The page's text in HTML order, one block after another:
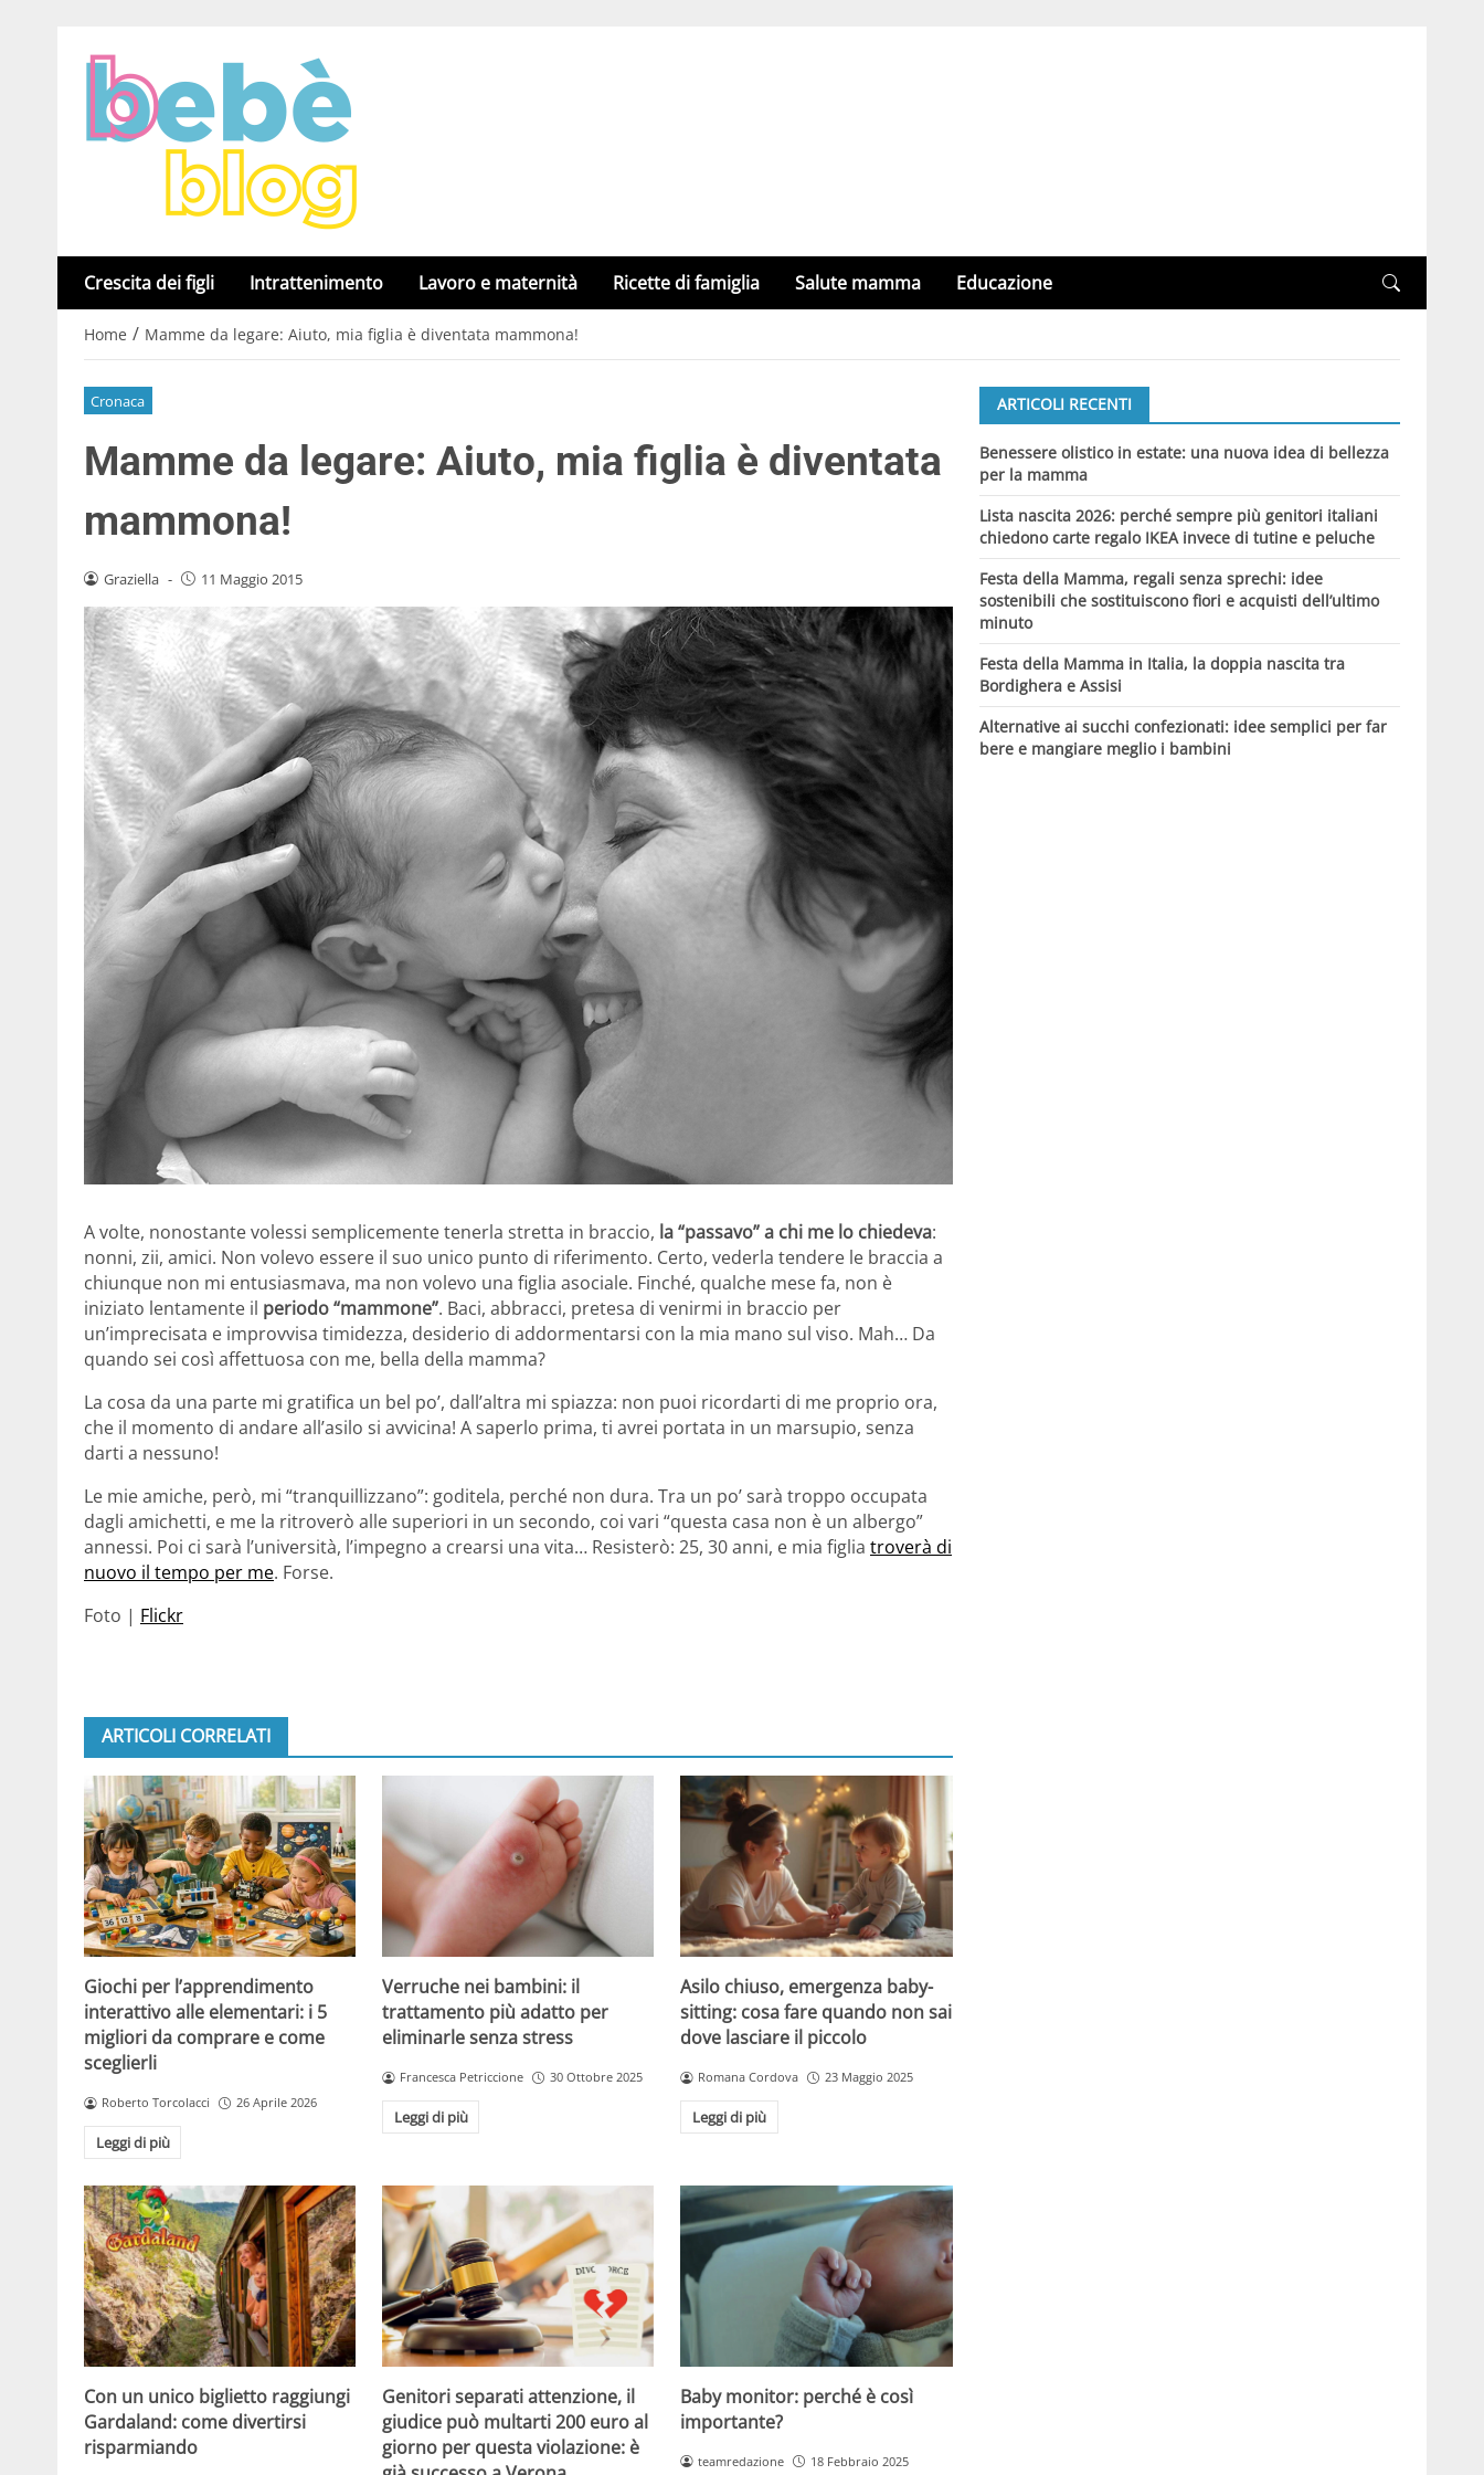
Crescita dei figli Intrattenimento Lavoro e maternità Ricette di famiglia Salute mamma Educazione
Home / Mamme da legare: Aiuto, mia figlia è diventata mammona!
Cronaca
Mamme da legare: Aiuto, mia figlia è diventata
mammona!
Graziella - 11 Maggio 2015
A volte, nonostante volessi semplicemente tenerla stretta in braccio, la “passavo” a chi me lo chiedeva:
nonni, zii, amici. Non volevo essere il suo unico punto di riferimento. Certo, vederla tendere le braccia a
chiunque non mi entusiasmava, ma non volevo una figlia asociale. Finché, qualche mese fa, non è
iniziato lentamente il periodo “mammone”. Baci, abbracci, pretesa di venirmi in braccio per
un’imprecisata e improvvisa timidezza, desiderio di addormentarsi con la mia mano sul viso. Mah… Da
quando sei così affettuosa con me, bella della mamma?
La cosa da una parte mi gratifica un bel po’, dall’altra mi spiazza: non puoi ricordarti di me proprio ora,
che il momento di andare all’asilo si avvicina! A saperlo prima, ti avrei portata in un marsupio, senza
darti a nessuno!
Le mie amiche, però, mi “tranquillizzano”: goditela, perché non dura. Tra un po’ sarà troppo occupata
dagli amichetti, e me la ritroverò alle superiori in un secondo, coi vari “questa casa non è un albergo”
annessi. Poi ci sarà l’università, l’impegno a crearsi una vita… Resisterò: 25, 30 anni, e mia figlia troverà di
nuovo il tempo per me. Forse.
Foto | Flickr
ARTICOLI CORRELATI
Giochi per l’apprendimento
interattivo alle elementari: i 5
migliori da comprare e come
sceglierli
Roberto Torcolacci 26 Aprile 2026
Leggi di più
Verruche nei bambini: il
trattamento più adatto per
eliminarle senza stress
Francesca Petriccione 30 Ottobre 2025
Leggi di più
Asilo chiuso, emergenza baby-
sitting: cosa fare quando non sai
dove lasciare il piccolo
Romana Cordova 23 Maggio 2025
Leggi di più
Con un unico biglietto raggiungi
Gardaland: come divertirsi
risparmiando
Genitori separati attenzione, il
giudice può multarti 200 euro al
giorno per questa violazione: è
Baby monitor: perché è così
importante?
teamredazione 18 Febbraio 2025
ARTICOLI RECENTI
Benessere olistico in estate: una nuova idea di bellezza
per la mamma
Lista nascita 2026: perché sempre più genitori italiani
chiedono carte regalo IKEA invece di tutine e peluche
Festa della Mamma, regali senza sprechi: idee
sostenibili che sostituiscono fiori e acquisti dell’ultimo
minuto
Festa della Mamma in Italia, la doppia nascita tra
Bordighera e Assisi
Alternative ai succhi confezionati: idee semplici per far
bere e mangiare meglio i bambini